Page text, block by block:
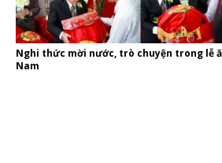
Nghi thức mời nước, trò chuyện trong lễ
Nam